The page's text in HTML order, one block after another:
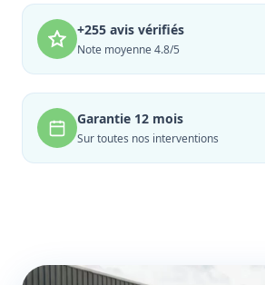
+255 avis vérifiés
Note moyenne 4.8/5
Garantie 12 mois
Sur toutes nos interventions